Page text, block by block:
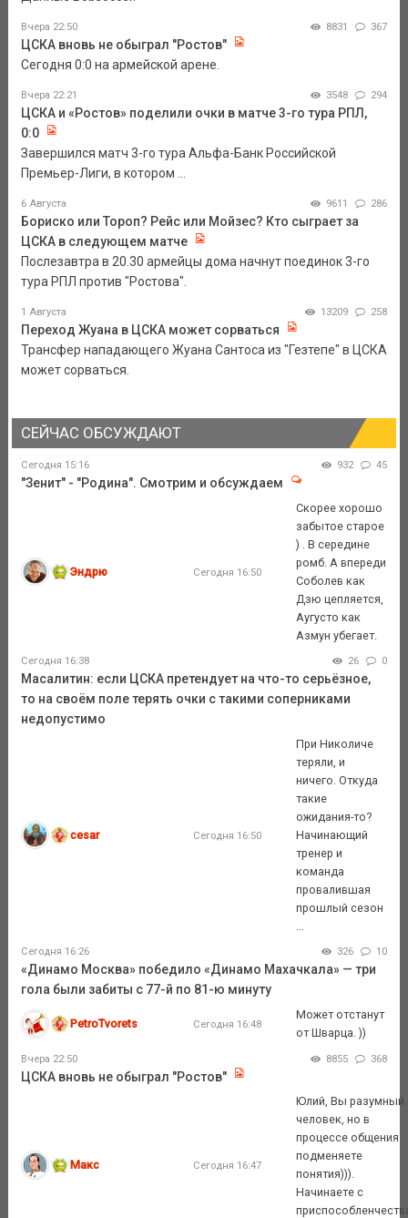
Вчера 22:50 8831 367
ЦСКА вновь не обыграл "Ростов"
Сегодня 0:0 на армейской арене.
Вчера 22:21 3548 294
ЦСКА и «Ростов» поделили очки в матче 3-го тура РПЛ,
0:0
Завершился матч 3-го тура Альфа-Банк Российской
Премьер-Лиги, в котором ...
6 Августа 9611 286
Бориско или Тороп? Рейс или Мойзес? Кто сыграет за
ЦСКА в следующем матче
Послезавтра в 20.30 армейцы дома начнут поединок 3-го
тура РПЛ против "Ростова".
1 Августа 13209 258
Переход Жуана в ЦСКА может сорваться
Трансфер нападающего Жуана Сантоса из "Гезтепе" в ЦСКА
может сорваться.
СЕЙЧАС ОБСУЖДАЮТ
Сегодня 15:16 932 45
"Зенит" - "Родина". Смотрим и обсуждаем
Эндрю Сегодня 16:50
Скорее хорошо
забытое старое
) . В середине
ромб. А впереди
Соболев как
Дзю цепляется,
Аугусто как
Азмун убегает.
Сегодня 16:38 26 0
Масалитин: если ЦСКА претендует на что-то серьёзное,
то на своём поле терять очки с такими соперниками
недопустимо
cesar Сегодня 16:50
При Николиче
теряли, и
ничего. Откуда
такие
ожидания-то?
Начинающий
тренер и
команда
провалившая
прошлый сезон
Сегодня 16:26 326 10
«Динамо Москва» победило «Динамо Махачкала» — три
гола были забиты с 77-й по 81-ю минуту
PetroTvorets Сегодня 16:48
Может отстанут
от Шварца. ))
Вчера 22:50 8855 368
ЦСКА вновь не обыграл "Ростов"
Макс Сегодня 16:47
Юлий, Вы разумный
человек, но в
процессе общения
подменяете
понятия))).
Начинаете с